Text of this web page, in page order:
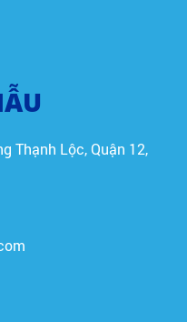
Thạnh Lộc, Quận 12,